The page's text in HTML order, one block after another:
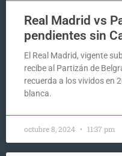
Real Madrid vs
pendientes sin
El Real Madrid, vigente
recibe al Partizán de
recuerda a los vividos en
blanca.
octubre 8, 2024 11:37 pm